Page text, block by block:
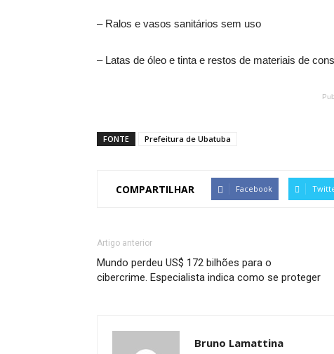
– Ralos e vasos sanitários sem uso
– Latas de óleo e tinta e restos de materiais de
FONTE Prefeitura de Ubatuba
COMPARTILHAR Facebook
Artigo anterior
Mundo perdeu US$ 172 bilhões para o
cibercrime. Especialista indica como se proteger
Bruno Lamattina